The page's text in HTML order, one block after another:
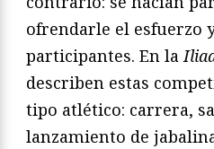
ofrendarle el esfuerzo
participantes. En la
describen estas
tipo atlético: carrera,
lanzamiento de